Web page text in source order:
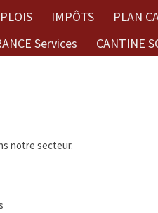
IMPÔTS PLAN
Services CANTINE
notre secteur.